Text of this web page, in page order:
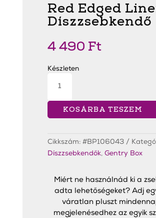
Red Edged
Díszzsebkendő
4 490 Ft
Készleten
Edged
Díszzsebkendő
mennyiség
KOSÁRBA TESZEM
Cikkszám: #BP106043
Díszzsebkendők, Gentry Box
Miért ne használnád ki a
adta lehetőségeket? Adj
váratlan pluszt
megjelenésedhez az egyik